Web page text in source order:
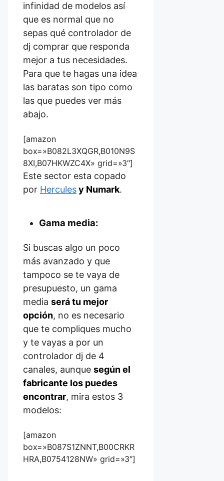
infinidad de modelos así
que es normal que no
sepas qué controlador de
dj comprar que responda
mejor a tus necesidades.
Para que te hagas una idea
las baratas son tipo como
las que puedes ver más
abajo.
[amazon
box=»B082L3XQGR,B010N9S
8XI,B07HKWZC4X» grid=»3″]
Este sector esta copado
por Herculesy Numark.
Gama media:
Si buscas algo un poco
más avanzado y que
tampoco se te vaya de
presupuesto, un gama
media será tu mejor
opción, no es necesario
que te compliques mucho
y te vayas a por un
controlador dj de 4
canales, aunque según el
fabricante los puedes
encontrar, mira estos 3
modelos:
[amazon
box=»B087S1ZNNT,B00CRKR
HRA,B0754128NW» grid=»3″]